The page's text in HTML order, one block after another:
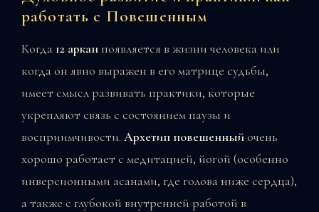
работать с Повешенным
Когда12 аркан появляется в жизни человека или
когда он явно выражен в его матрице судьбы,
имеет смысл развивать практики, которые
укрепляют связь с состоянием паузы и
восприимчивости. Архетип повешенныйочень
хорошо работает с медитацией, йогой (особенно
инверсионными асанами, где голова ниже сердца),
а также с глубокой внутренней работой в